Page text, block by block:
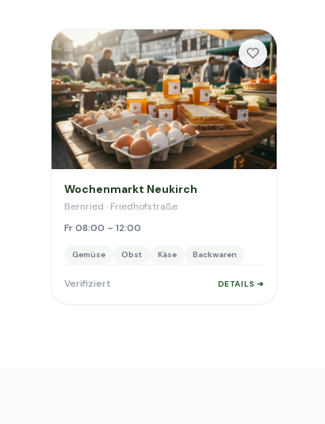
Wochenmarkt Neukirch
Bernried · Friedhofstraße
Fr 08:00 – 12:00
Gemüse Obst Käse Backwaren
Verifiziert DETAILS ➔